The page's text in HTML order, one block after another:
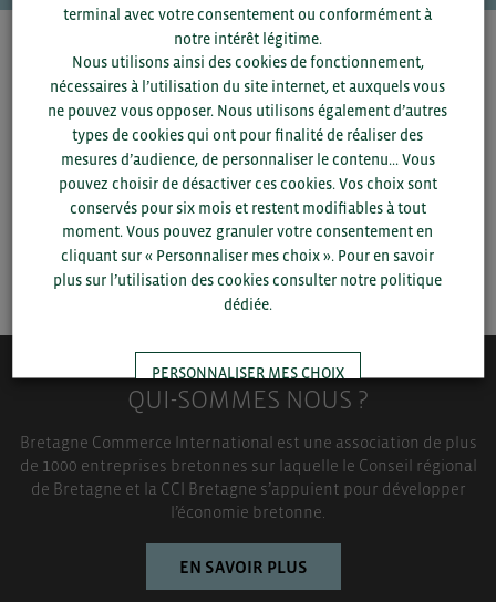
Pour voir les contacts, merci de renseigner votre
département et votre secteurou connectez-vous.
SAUVEGARDER
QUI-SOMMES NOUS ?
Bretagne Commerce International est une association de plus
de 1000 entreprises bretonnes sur laquelle le Conseil régional
de Bretagne et la CCI Bretagne s’appuient pour développer
l’économie bretonne.
EN SAVOIR PLUS
terminal avec votre consentement ou conformément à
notre intérêt légitime.
Nous utilisons ainsi des cookies de fonctionnement,
nécessaires à l’utilisation du site internet, et auxquels vous
ne pouvez vous opposer. Nous utilisons également d’autres
types de cookies qui ont pour finalité de réaliser des
mesures d’audience, de personnaliser le contenu... Vous
pouvez choisir de désactiver ces cookies. Vos choix sont
conservés pour six mois et restent modifiables à tout
moment. Vous pouvez granuler votre consentement en
cliquant sur « Personnaliser mes choix ». Pour en savoir
plus sur l’utilisation des cookies consulter notre politique
dédiée.
PERSONNALISER MES CHOIX
TOUT ACCEPTER